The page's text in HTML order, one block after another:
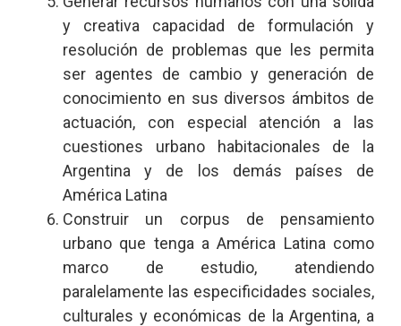
y creativa capacidad de formulación y
resolución de problemas que les permita
ser agentes de cambio y generación de
conocimiento en sus diversos ámbitos de
actuación, con especial atención a las
cuestiones urbano habitacionales de la
Argentina y de los demás países de
América Latina
Construir un corpus de pensamiento
urbano que tenga a América Latina como
marco de estudio, atendiendo
paralelamente las especificidades sociales,
culturales y económicas de la Argentina, a